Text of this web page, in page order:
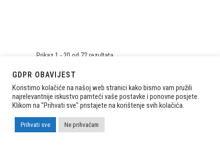
Prikaz 1 - 20 od 72 rezultata
Info Box
GDPR OBAVIJEST
Koristimo kolačiće na našoj web stranici kako bismo vam pružili
najrelevantnije iskustvo pamteći vaše postavke i ponovne posjete.
Klikom na "Prihvati sve" pristajete na korištenje svih kolačića.
Prihvati sve Ne prihvaćam